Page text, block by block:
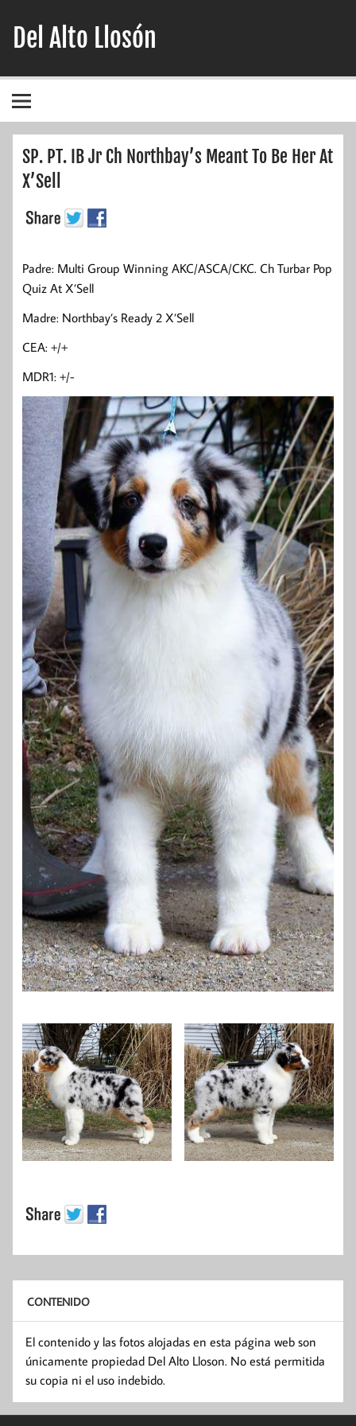
Del Alto Llosón
SP. PT. IB Jr Ch Northbay’s Meant To Be Her At
X’Sell
Padre: Multi Group Winning AKC/ASCA/CKC. Ch Turbar Pop
Quiz At X’Sell
Madre: Northbay’s Ready 2 X’Sell
CEA: +/+
MDR1: +/-
CONTENIDO
El contenido y las fotos alojadas en esta página web son
únicamente propiedad Del Alto Lloson. No está permitida
su copia ni el uso indebido.